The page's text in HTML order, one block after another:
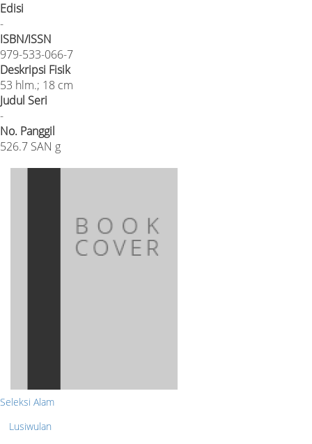
Edisi
-
ISBN/ISSN
979-533-066-7
Deskripsi Fisik
53 hlm.; 18 cm
Judul Seri
-
No. Panggil
526.7 SAN g
Seleksi Alam
Lusiwulan